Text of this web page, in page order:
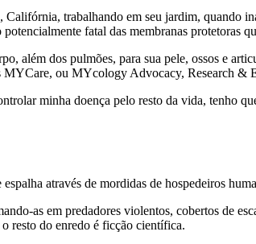
trabalhando em seu jardim, quando
fatal das membranas protetoras
além dos pulmões, para sua pele, ossos e
ou MYcology Advocacy, Research &
minha doença pelo resto da vida, tenho
através de mordidas de hospedeiros
as em predadores violentos, cobertos de
resto do enredo é ficção científica.